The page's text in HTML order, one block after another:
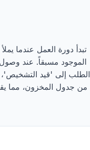
تبدأ دورة العمل عندما
الموجود مسبقاً. عند
الطلب إلى 'قيد التشخيص'،
من جدول المخزون، مما